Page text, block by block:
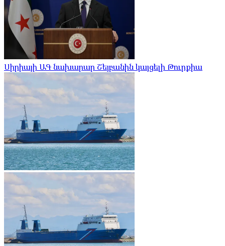
Սիրիայի ԱԳ նախարար Շեյբանին կայցելի Թուրքիա